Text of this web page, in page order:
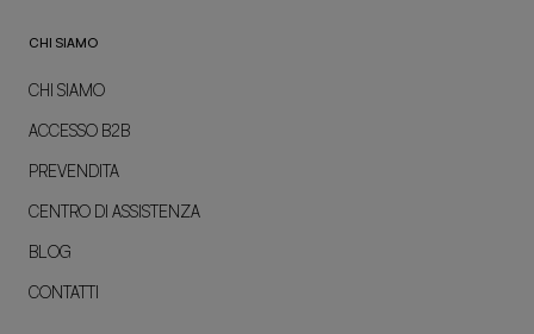
CHI SIAMO
CHI SIAMO
ACCESSO B2B
PREVENDITA
CENTRO DI ASSISTENZA
BLOG
CONTATTI